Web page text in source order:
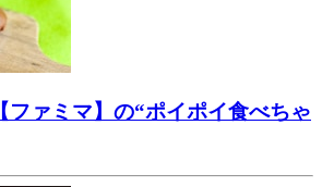
ファミマ】の“ポイポイ食べちゃ